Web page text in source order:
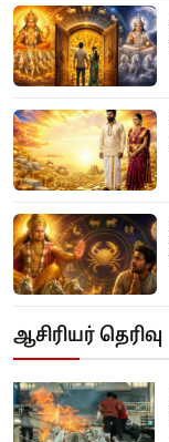
ஆசிரியர் தெரிவு